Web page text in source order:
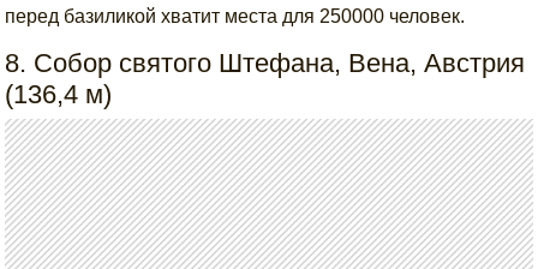
перед базиликой хватит места для 250000 человек.
8. Собор святого Штефана, Вена, Австрия
(136,4 м)